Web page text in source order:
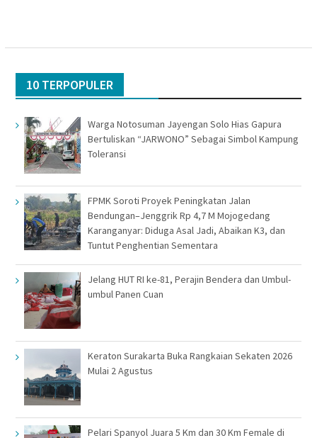
10 TERPOPULER
Warga Notosuman Jayengan Solo Hias Gapura
Bertuliskan “JARWONO” Sebagai Simbol Kampung
Toleransi
FPMK Soroti Proyek Peningkatan Jalan
Bendungan–Jenggrik Rp 4,7 M Mojogedang
Karanganyar: Diduga Asal Jadi, Abaikan K3, dan
Tuntut Penghentian Sementara
Jelang HUT RI ke-81, Perajin Bendera dan Umbul-
umbul Panen Cuan
Keraton Surakarta Buka Rangkaian Sekaten 2026
Mulai 2 Agustus
Pelari Spanyol Juara 5 Km dan 30 Km Female di